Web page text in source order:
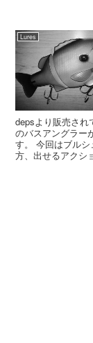
Lures
depsより販売され
のバスアングラー
す。 今回はブル
方、出せるアクシ